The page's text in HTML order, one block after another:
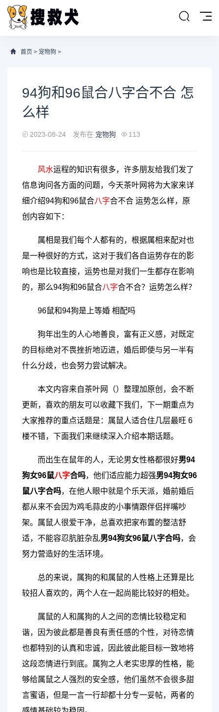
首页 > 宠物狗 >
94狗和96鼠合八字合不合 怎
么样
2023-08-24 发布在 宠物狗 113
风水运程的知识有很多，许多朋友给我们发了
信息询问各方面的问题，今天茶叶网将为大家来详
细介绍94狗和96鼠合八字合不合 运势怎么样，原
创内容如下：
属相是我们每个人都有的，根据属相来配对也
是一种很好的方式，这对于我们各自运势存在的影
响也是比较直接，运势也是对我们一生都存在影响
的，那么94狗和96鼠合八字合不合？运势怎么样？
96鼠和94狗是上等婚 相配吗
狗年出生的人心地善良，富有正义感，对既定
的目标绝对不畏挫折地迈进，婚后即使与另一半有
什么分歧，也会努力尝试解决。
本文内容来自茶叶网（）整理加原创，会不断
更新，喜欢的朋友可以收藏下我们，下一期重点为
大家推荐的重点话题是：属鼠人适合住几层最旺 6
楼不错，下面我们来继续深入介绍本期话题。
而出生在鼠年的人，无论男女性格都很好男94
狗女96鼠八字合吗，他们适应能力超强男94狗女96
鼠八字合吗，在他人眼中就是个乐天派，婚前婚后
都从来不会因为鸡毛蒜皮的小事情跟伴侣拌嘴吵
架。属鼠人很爱干净，总喜欢把家布置的整洁舒
适，不能容忍肮脏杂乱男94狗女96鼠八字合吗，会
努力营造好的生活环境。
总的来说，属狗的和属鼠的人性格上还算是比
较招人喜欢的，两个人在一起尚能比较好的相处。
属鼠的人和属狗的人之间的恋情比较稳定和
谐，因为彼此都是善良有责任感的个性，对待恋情
也都特别的认真和忠诚，因此彼此能目标一致地将
这段恋情进行到底。属狗之人老实忠厚的性格，能
够给属鼠之人强烈的安全感，他们虽然不会很多甜
言蜜语，但是一言一行却都十分专一妥帖，两者的